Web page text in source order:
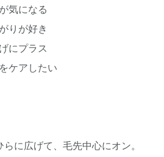
気になる
りが好き
にプラス
ケアしたい
に広げて、毛先中心にオン。